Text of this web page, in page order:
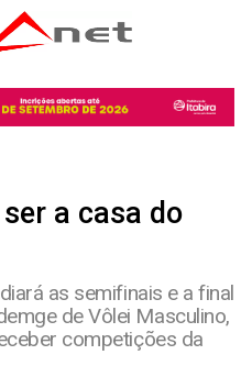
a casa do
as semifinais e a final
de Vôlei Masculino,
competições da